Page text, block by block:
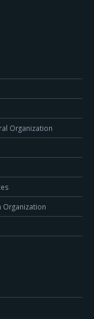
Organization
Organization